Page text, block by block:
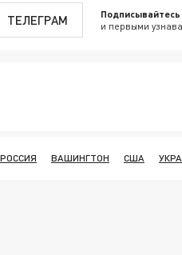
ТЕЛЕГРАМ и первыми
РОССИЯ ВАШИНГТОН США